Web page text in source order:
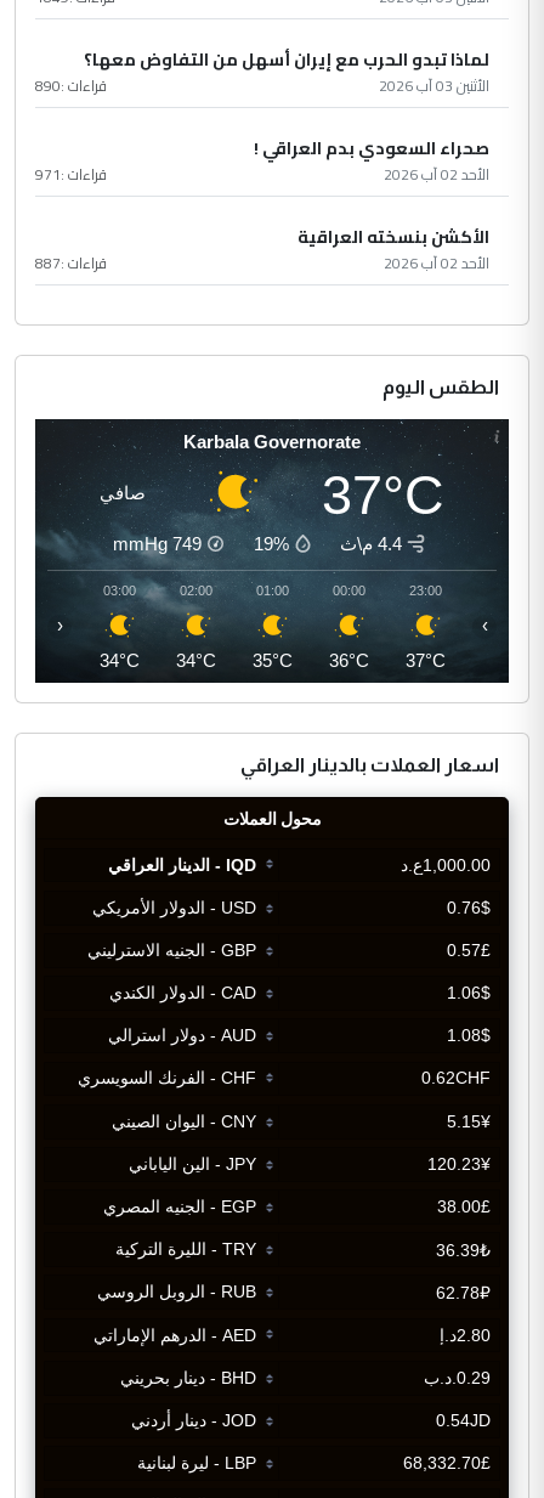
لماذا تبدو الحرب مع إيران أسهل من التفاوض معها؟
الأثنين 03 آب 2026 قراءات :890
صحراء السعودي بدم العراقي !
الأحد 02 آب 2026 قراءات :971
الأكشن بنسخته العراقية
الأحد 02 آب 2026 قراءات :887
الطقس اليوم
Karbala Governorate
37°C صافي
4.4 م\ث 19%
749
mmHg
23:00
37°C
00:00
36°C
01:00
35°C
02:00
34°C
03:00
34°C
‹ ›
اسعار العملات بالدينار العراقي